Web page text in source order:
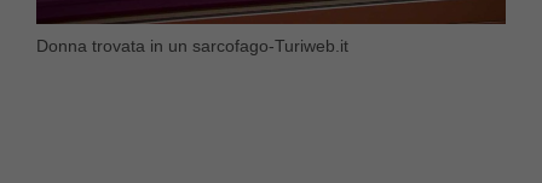
Donna trovata in un sarcofago-Turiweb.it